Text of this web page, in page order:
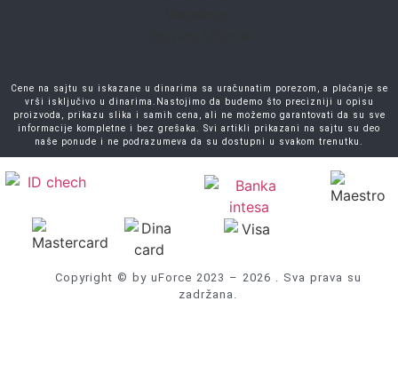
Cene na sajtu su iskazane u dinarima sa uračunatim porezom, a plaćanje se
vrši isključivo u dinarima.Nastojimo da budemo što precizniji u opisu
proizvoda, prikazu slika i samih cena, ali ne možemo garantovati da su sve
informacije kompletne i bez grešaka. Svi artikli prikazani na sajtu su deo
naše ponude i ne podrazumeva da su dostupni u svakom trenutku.
Copyright © by uForce 2023 – 2026 . Sva prava su
zadržana.